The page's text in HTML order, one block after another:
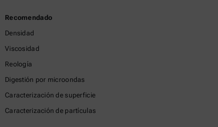
Recomendado
Densidad
Viscosidad
Reología
Digestión por microondas
Caracterización de superficie
Caracterización de partículas